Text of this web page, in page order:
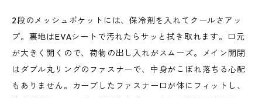
2段のメッシュポケットには、保冷剤を入れてクールさアッ
プ。裏地はEVAシートで汚れたらサッと拭き取れます。口元
が大きく開くので、荷物の出し入れがスムーズ。メイン開閉
はダブル丸リングのファスナーで、中身がこぼれ落ちる心配
もありません。カーブしたファスナー口が体にフィットし、